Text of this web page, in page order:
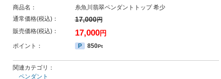
商品名：
糸魚川翡翠ペンダントトップ 希少
通常価格(税込)：
17,000円
販売価格(税込)： 17,000円
ポイント： P 850Pt
関連カテゴリ：
ペンダント